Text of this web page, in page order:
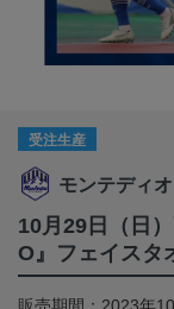
受注生産
モンテディ
10月29日（日
O』フェイスタ